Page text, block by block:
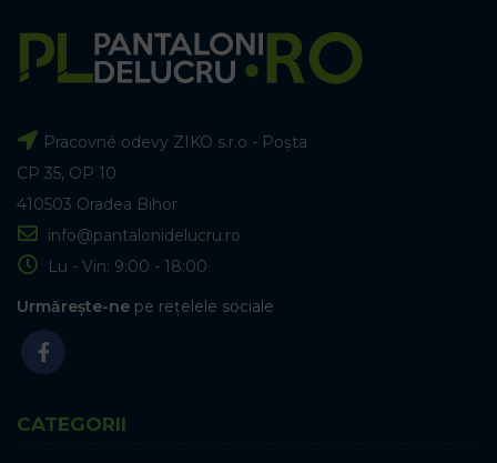
Pracovné odevy ZIKO s.r.o - Poșta
CP 35, OP 10
410503 Oradea Bihor
info@pantalonidelucru.ro
Lu - Vin: 9:00 - 18:00
Urmărește-ne pe rețelele sociale
CATEGORII